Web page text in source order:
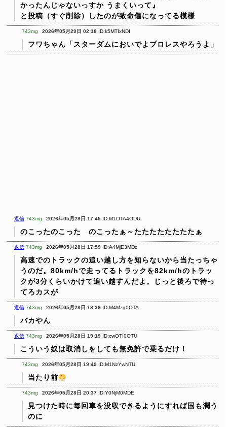
かったんじゃないっすか うまくいって』
と投稿（すぐ削除）したのが致命傷になってる模様
743mg 2026年05月29日 02:18 ID:k5MTIxNDI
フワちゃん「スターダムにおいでよプロレスやろうよ」
返信 743mg 2026年05月28日 17:45 ID:M1OTA4ODU
のこったのこった のこったぁ～たたたたたたたたぁ
返信 743mg 2026年05月28日 17:59 ID:A4MjE3MDc
高速でのトラックの追い越し方を知らないから当たっちゃ
うのだ。80km/hで走ってるトラックを82km/hのトラッ
クが3分くらいかけて追い越すんだよ。じっと後ろで待っ
てろカスが
返信 743mg 2026年05月28日 18:38 ID:M4Mzg0OTA
バカやん
返信 743mg 2026年05月28日 19:19 ID:cwOTI0OTU
こういう奴は取消しをしても無免許で乗るだけ！
743mg 2026年05月28日 19:49 ID:M1NzYwNTU
当たり前
743mg 2026年05月28日 20:37 ID:Y0NjM0MDE
見つけた時に毎回車を没収できるようにすれば国も潤う
のに